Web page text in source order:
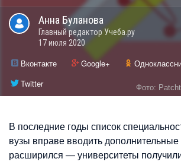
Анна Буланова
Главный редактор Учеба.ру
17 июля 2020
Вконтакте Google+
Twitter
Фото:
В последние годы список
вузы вправе вводить
расширился — университеты